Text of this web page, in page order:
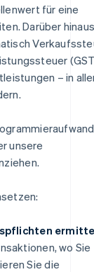
für eine
Darüber hinaus
– in
unsere
wo Sie
Sie die